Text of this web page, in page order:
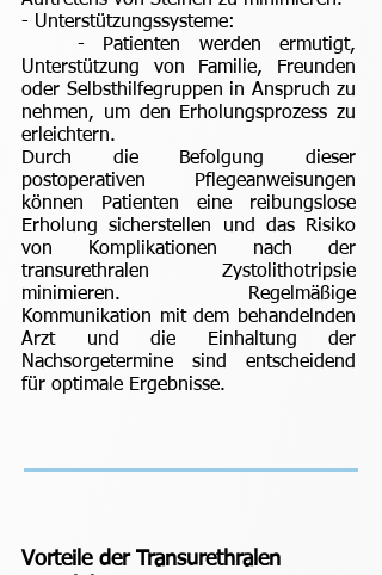
- Unterstützungssysteme:
- Patienten werden ermutigt,
Unterstützung von Familie, Freunden
oder Selbsthilfegruppen in Anspruch zu
nehmen, um den Erholungsprozess zu
erleichtern.
Durch die Befolgung dieser
postoperativen Pflegeanweisungen
können Patienten eine reibungslose
Erholung sicherstellen und das Risiko
von Komplikationen nach der
transurethralen Zystolithotripsie
minimieren. Regelmäßige
Kommunikation mit dem behandelnden
Arzt und die Einhaltung der
Nachsorgetermine sind entscheidend
für optimale Ergebnisse.
Vorteile der Transurethralen